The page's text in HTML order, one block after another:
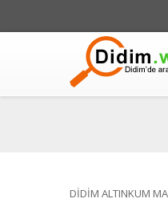
DİDİM ALTINKUM